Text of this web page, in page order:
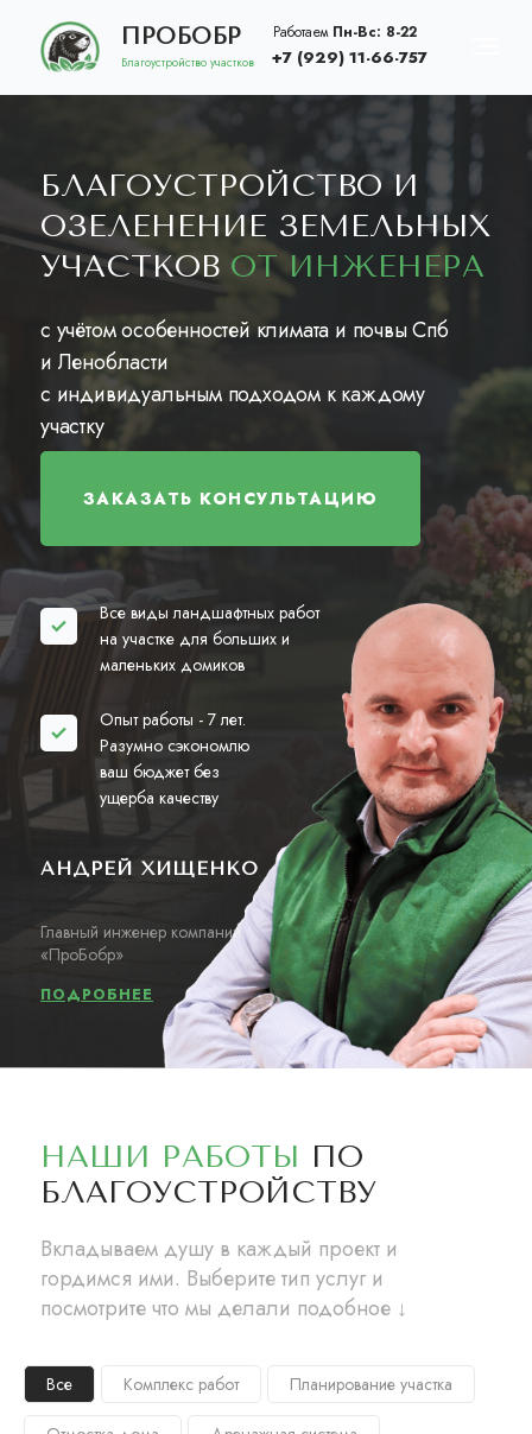
Работаем Пн-Вс: 8-22
+7 (929) 11-66-757
ПРОБОБР
Благоустройство участков
ПОДРОБНЕЕ
БЛАГОУСТРОЙСТВО И
ОЗЕЛЕНЕНИЕ ЗЕМЕЛЬНЫХ
УЧАСТКОВ ОТ ИНЖЕНЕРА
с учётом особенностей климата и почвы Спб
и Ленобласти
с индивидуальным подходом к каждому
участку
Все виды ландшафтных работ
на участке для больших и
маленьких домиков
Опыт работы - 7 лет.
Разумно сэкономлю
ваш бюджет без
ущерба качеству
ЗАКАЗАТЬ КОНСУЛЬТАЦИЮ
АНДРЕЙ ХИЩЕНКО
Главный инженер компании
«ПроБобр»
НАШИ РАБОТЫ ПО
БЛАГОУСТРОЙСТВУ
Вкладываем душу в каждый проект и
гордимся ими. Выберите тип услуг и
посмотрите что мы делали подобное ↓
Все Комплекс работ Планирование участка